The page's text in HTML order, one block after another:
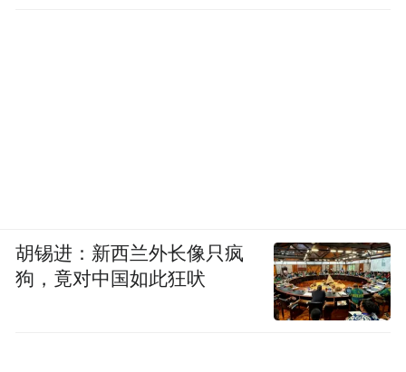
胡锡进：新西兰外长像只疯
狗，竟对中国如此狂吠